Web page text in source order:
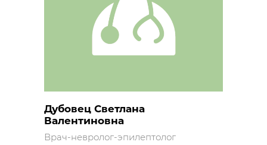
Врач-невролог-эпилептолог
Дубовец Светлана
Валентиновна